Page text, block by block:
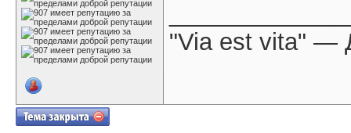
"Via est vita" —